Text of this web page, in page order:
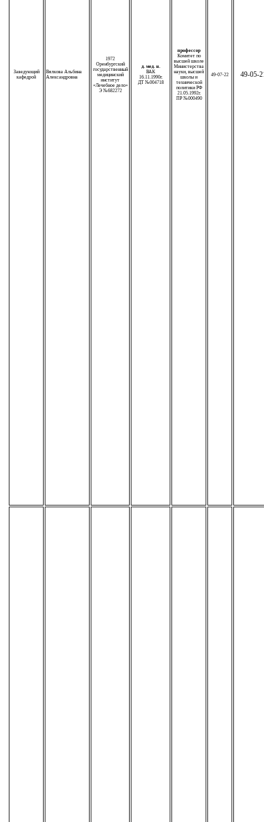
Заведующий
кафедрой
Вялкова Альбина
Александровна
1972
Оренбургский
государственный
медицинский
институт
«Лечебное дело»
Э №682272
д. мед. н.
ВАК
16.11.1990г.
ДТ №004718
профессор
Комитет по
высшей школе
Министерства
науки, высшей
школы и
технической
политики РФ
21.05.1992г.
ПР №000490
49-07-22 49-05-